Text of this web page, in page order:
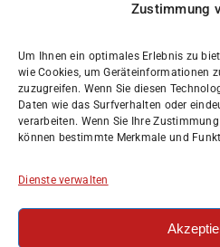
Zustimmung
Um Ihnen ein optimales Erlebnis zu
wie Cookies, um Geräteinformationen
zuzugreifen. Wenn Sie diesen
Daten wie das Surfverhalten oder
verarbeiten. Wenn Sie Ihre
können bestimmte Merkmale und
Dienste verwalten